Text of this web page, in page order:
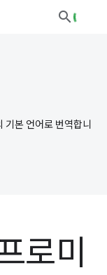
본 언어로 번역합니
로미